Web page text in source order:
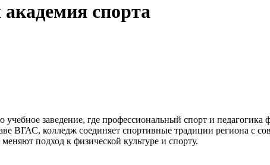
академия спорта
заведение, где профессиональный спорт и педагогика
ВГАС, колледж соединяет спортивные традиции региона с
подход к физической культуре и спорту.